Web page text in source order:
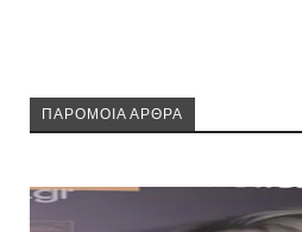
ΠΑΡΟΜΟΙΑ ΑΡΘΡΑ